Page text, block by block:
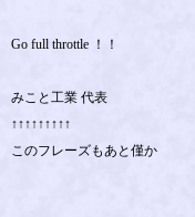
Go full throttle ！！
みこと工業 代表
↑↑↑↑↑↑↑↑↑
このフレーズもあと僅か